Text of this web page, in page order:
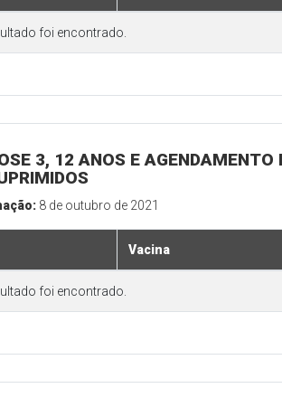
foi encontrado.
3, 12 ANOS E
8 de outubro de 2021
Vacina
foi encontrado.